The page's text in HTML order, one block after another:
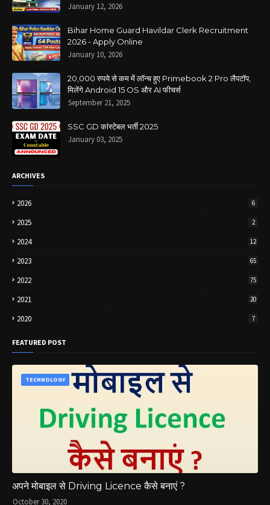
January 12, 2026
Bihar Home Guard Havildar Clerk Recruitment
2026 - Apply Online
January 10, 2026
20,000 रुपये से कम में लॉन्च हुए Primebook 2 Pro लैपटॉप,
मिलेंगे Android 15 OS और AI फीचर्स
September 21, 2025
SSC GD कांस्टेबल भर्ती 2025
January 03, 2025
ARCHIVES
2026 6
2025 2
2024 12
2023 65
2022 75
2021 20
2020 7
FEATURED POST
TECHNOLOGY
अपने मोबाइल से Driving Licence कैसे बनाएं ?
October 30, 2020